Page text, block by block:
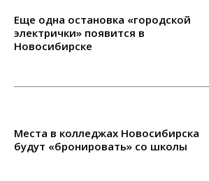
Еще одна остановка «городской
электрички» появится в
Новосибирске
Места в колледжах Новосибирска
будут «бронировать» со школы